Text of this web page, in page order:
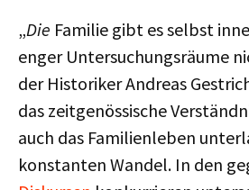
„Die Familie gibt es selbst
enger Untersuchungsräume
der Historiker Andreas
das zeitgenössische
auch das Familienleben
konstanten Wandel. In den